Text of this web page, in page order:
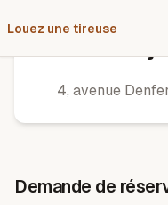
Louez une tireuse
4, avenue
Demande de